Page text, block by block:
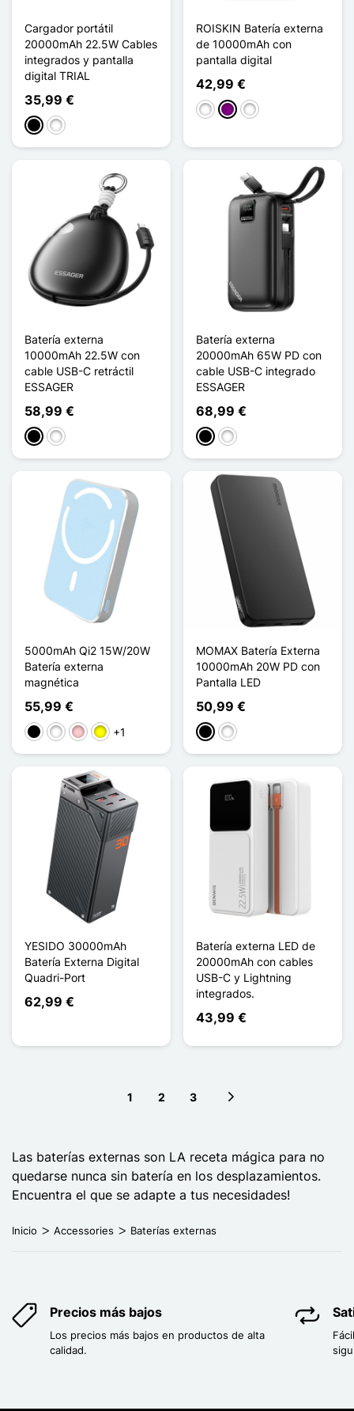
Cargador portátil
20000mAh 22.5W Cables
integrados y pantalla
digital TRIAL
35,99 €
NegroBlanco
ROISKIN Batería externa
de 10000mAh con
pantalla digital
42,99 €
BlancoPúrpuraBleu Ciel
Batería externa
10000mAh 22.5W con
cable USB-C retráctil
ESSAGER
58,99 €
NegroBlanco
Batería externa
20000mAh 65W PD con
cable USB-C integrado
ESSAGER
68,99 €
NegroTitanium
5000mAh Qi2 15W/20W
Batería externa
magnética
55,99 €
NegroBlancoRosaAmarillo
+1
MOMAX Batería Externa
10000mAh 20W PD con
Pantalla LED
50,99 €
NegroBlanco
YESIDO 30000mAh
Batería Externa Digital
Quadri-Port
62,99 €
Batería externa LED de
20000mAh con cables
USB-C y Lightning
integrados.
43,99 €
1 2 3
Las baterías externas son LA receta mágica para no
quedarse nunca sin batería en los desplazamientos.
Encuentra el que se adapte a tus necesidades!
Inicio Accessories Baterías externas
Precios más bajos
Los precios más bajos en productos de alta
calidad.